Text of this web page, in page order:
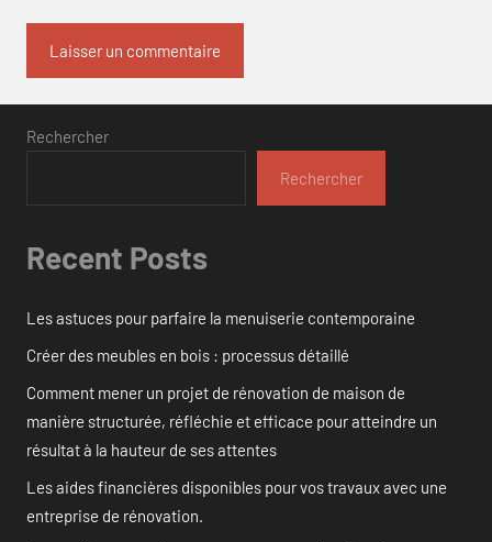
Rechercher
Rechercher
Recent Posts
Les astuces pour parfaire la menuiserie contemporaine
Créer des meubles en bois : processus détaillé
Comment mener un projet de rénovation de maison de
manière structurée, réfléchie et efficace pour atteindre un
résultat à la hauteur de ses attentes
Les aides financières disponibles pour vos travaux avec une
entreprise de rénovation.